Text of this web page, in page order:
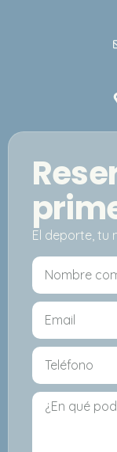
El deporte, tu